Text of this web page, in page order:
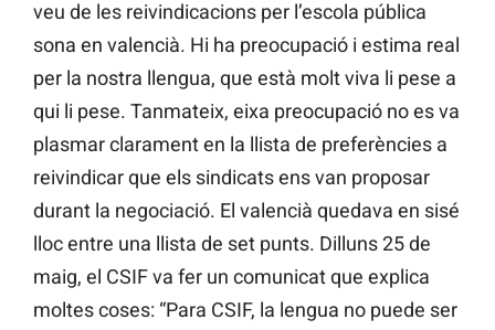
veu de les reivindicacions per l’escola pública
sona en valencià. Hi ha preocupació i estima real
per la nostra llengua, que està molt viva li pese a
qui li pese. Tanmateix, eixa preocupació no es va
plasmar clarament en la llista de preferències a
reivindicar que els sindicats ens van proposar
durant la negociació. El valencià quedava en sisé
lloc entre una llista de set punts. Dilluns 25 de
maig, el CSIF va fer un comunicat que explica
moltes coses: “Para CSIF, la lengua no puede ser